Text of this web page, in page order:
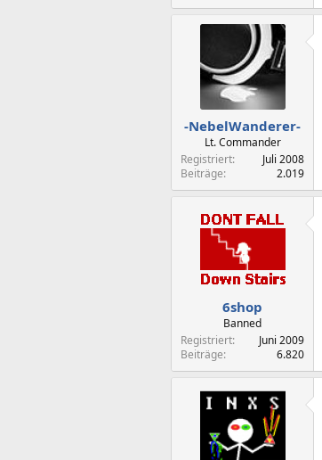
-NebelWanderer-
Lt. Commander
Registriert
Juli 2008
Beiträge
2.019
6shop
Banned
Registriert
Juni 2009
Beiträge
6.820